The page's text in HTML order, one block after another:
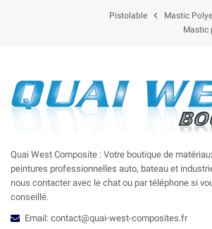
Mastic

Pistolable
Mastic
Quai West Composite : Votre boutique de
peintures professionnelles auto, bateau et
nous contacter avec le chat ou par téléphone si
conseillé.
Email: contact@quai-west-composites.fr